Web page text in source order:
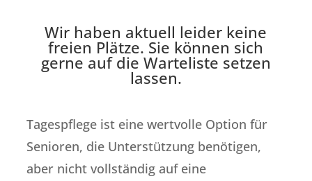
Wir haben aktuell leider keine
freien Plätze. Sie können sich
gerne auf die Warteliste setzen
lassen.
Tagespflege ist eine wertvolle Option für
Senioren, die Unterstützung benötigen,
aber nicht vollständig auf eine